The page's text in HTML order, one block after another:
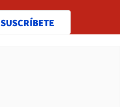
SUSCRÍBETE